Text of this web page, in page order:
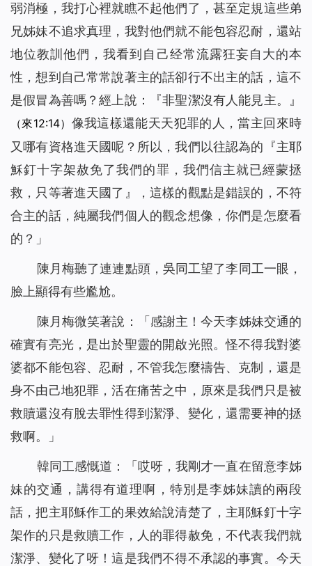
弱消極，我打心裡就瞧不起他們了，甚至定規這些弟
兄姊妹不追求真理，我對他們就不能包容忍耐，還站
地位教訓他們，我看到自己经常流露狂妄自大的本
性，想到自己常常說著主的話卻行不出主的話，這不
是假冒為善嗎？經上說：『非聖潔沒有人能見主。』
（來12:14） 像我這樣還能天天犯罪的人，當主回來時
又哪有資格進天國呢？所以，我們以往認為的『主耶
穌釘十字架赦免了我們的罪，我們信主就已經蒙拯
救，只等著進天國了』，這樣的觀點是錯誤的，不符
合主的話，純屬我們個人的觀念想像，你們是怎麼看
的？」
陳月梅聽了連連點頭，吳同工望了李同工一眼，
臉上顯得有些尷尬。
陳月梅微笑著說：「感謝主！今天李姊妹交通的
確實有亮光，是出於聖靈的開啟光照。怪不得我對婆
婆都不能包容、忍耐，不管我怎麼禱告、克制，還是
身不由己地犯罪，活在痛苦之中，原來是我們只是被
救贖還沒有脫去罪性得到潔淨、變化，還需要神的拯
救啊。」
韓同工感慨道：「哎呀，我剛才一直在留意李姊
妹的交通，講得有道理啊，特別是李姊妹讀的兩段
話，把主耶穌作工的果效給說清楚了，主耶穌釘十字
架作的只是救贖工作，人的罪得赦免，不代表我們就
潔淨、變化了呀！這是我們不得不承認的事實。今天